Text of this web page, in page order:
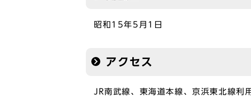
昭和15年5月1日
アクセス
JR南武線、東海道本線、京浜東北線利